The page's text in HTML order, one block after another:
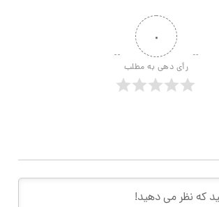
۰
رأی دهی به مطلب